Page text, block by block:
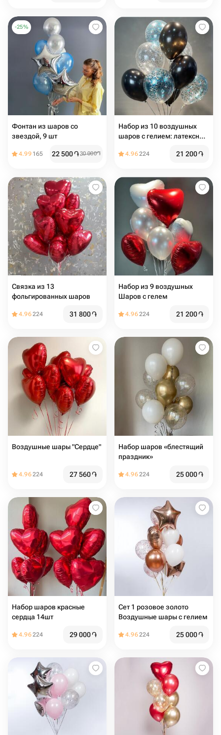
-25%
Фонтан из шаров со
звездой, 9 шт
4.99 165 22 500֏30 000֏
Набор из 10 воздушных
шаров с гелием: латексные
4.96224 21 200֏
Связка из 13
фольгированных шаров
4.96224 31 800֏
Набор из 9 воздушных
Шаров с гелем
4.96224 21 200֏
Воздушные шары "Сердце"
4.96224 27 560֏
Набор шаров «блестящий
праздник»
4.96224 25 000֏
Набор шаров красные
сердца 14шт
4.96224 29 000֏
Сет 1 розовое золото
Воздушные шары с гелием
4.96224 25 000֏